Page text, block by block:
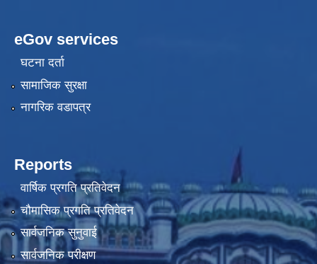
eGov services
घटना दर्ता
सामाजिक सुरक्षा
नागरिक वडापत्र
Reports
वार्षिक प्रगति प्रतिवेदन
चौमासिक प्रगति प्रतिवेदन
सार्वजनिक सुनुवाई
सार्वजनिक परीक्षण